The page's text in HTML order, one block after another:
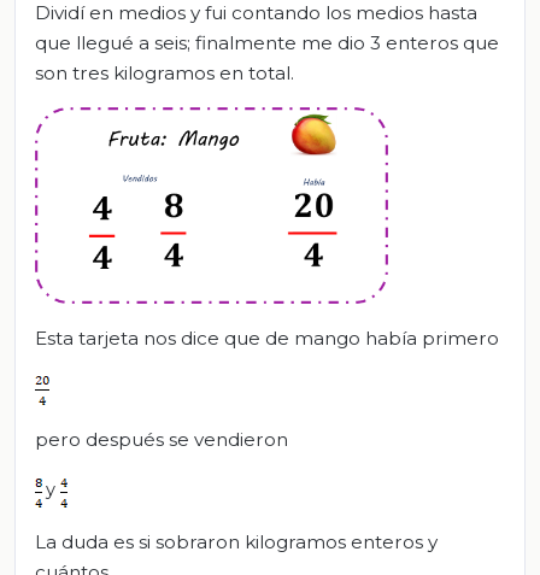
Dividí en medios y fui contando los medios hasta
que llegué a seis; finalmente me dio 3 enteros que
son tres kilogramos en total.
Esta tarjeta nos dice que de mango había primero
pero después se vendieron
y
La duda es si sobraron kilogramos enteros y